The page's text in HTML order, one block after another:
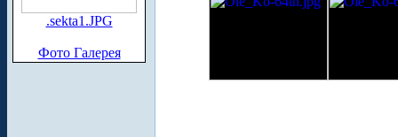
.sekta1.JPG
Фото Галерея